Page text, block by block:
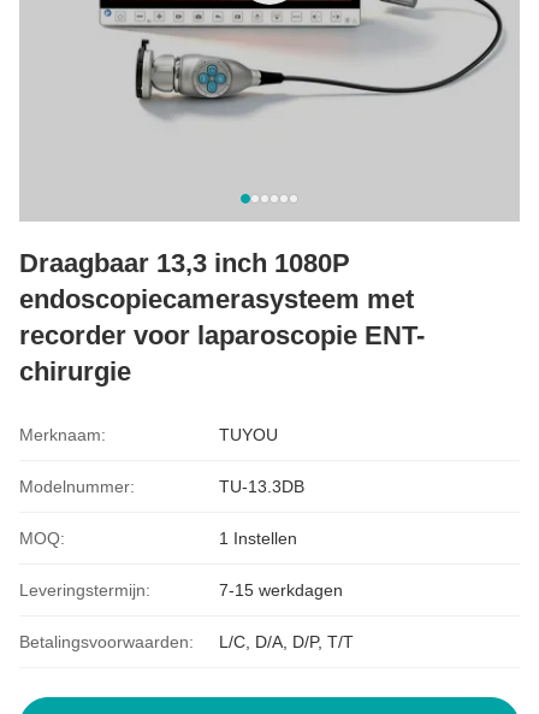
Draagbaar 13,3 inch 1080P
endoscopiecamerasysteem met
recorder voor laparoscopie ENT-
chirurgie
Merknaam: TUYOU
Modelnummer: TU-13.3DB
MOQ: 1 Instellen
Leveringstermijn: 7-15 werkdagen
Betalingsvoorwaarden: L/C, D/A, D/P, T/T